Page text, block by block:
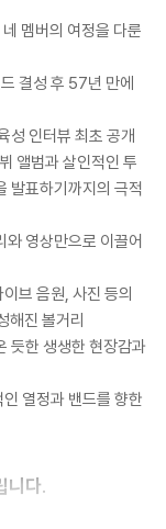
멤버의 여정을 다룬
결성 후 57년 만에
성 인터뷰 최초 공개
앨범과 살인적인 투
발표하기까지의 극적
영상만으로 이끌어
브 음원, 사진 등의
해진 볼거리
듯한 생생한 현장감과
열정과 밴드를 향한
니다.